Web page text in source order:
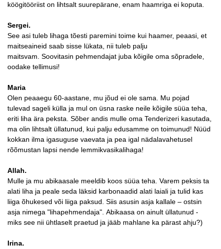
köögitööriist on lihtsalt suurepärane, enam haamriga ei koputa.
Sergei.
See asi tuleb lihaga tõesti paremini toime kui haamer, peaasi, et
maitseaineid saab sisse lükata, nii tuleb palju
maitsvam. Soovitasin pehmendajat juba kõigile oma sõpradele,
oodake tellimusi!
Maria
Olen peaaegu 60-aastane, mu jõud ei ole sama. Mu pojad
tulevad sageli külla ja mul on üsna raske neile kõigile süüa teha,
eriti liha ära peksta. Sõber andis mulle oma Tenderizeri kasutada,
ma olin lihtsalt üllatunud, kui palju edusamme on toimunud! Nüüd
kokkan ilma igasuguse vaevata ja pea igal nädalavahetusel
rõõmustan lapsi nende lemmikvasikalihaga!
Allah.
Mulle ja mu abikaasale meeldib koos süüa teha. Varem peksis ta
alati liha ja peale seda läksid karbonaadid alati laiali ja tulid kas
liiga õhukesed või liiga paksud. Siis asusin asja kallale – ostsin
asja nimega "lihapehmendaja". Abikaasa on ainult üllatunud -
miks see nii ühtlaselt praetud ja jääb mahlane ka pärast ahju?)
Irina.